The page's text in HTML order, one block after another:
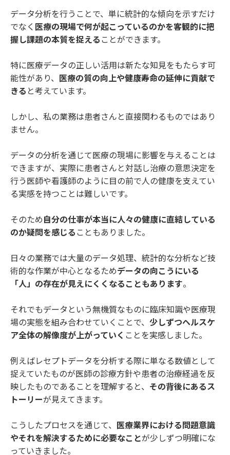
データ分析を行うことで、単に統計的な傾向を示すだけ
でなく 医療の現場で何が起こっているのかを客観的に把
握し課題の本質を捉える ことができます。
特に医療データの正しい活用は新たな知見をもたらす可
能性があり、 医療の質の向上や健康寿命の延伸に貢献で
きる と考えています。
しかし、私の業務は患者さんと直接関わるものではあり
ません。
データの分析を通じて医療の現場に影響を与えることは
できますが、実際に患者さんと対話し治療の意思決定を
行う医師や看護師のように目の前で人の健康を支えてい
る実感を持つことは難しいです。
そのため 自分の仕事が本当に人々の健康に直結している
のか疑問を感じる こともありました。
日々の業務では大量のデータ処理、統計的な分析など技
術的な作業が中心となるためデータの向こうにいる
「人」の存在が見えにくくなることもあります。
それでもデータという無機質なものに臨床知識や医療現
場の実態を組み合わせていくことで、 少しずつヘルスケ
ア全体の解像度が上がっていく ことを実感しました。
例えばレセプトデータを分析する際に単なる数値として
捉えていたものが医師の診療方針や患者の治療経過を反
映したものであることを理解すると、 その背後にあるス
トーリーが見えてきます。
こうしたプロセスを通じて、 医療業界における問題意識
やそれを解決するために必要なことが少しずつ明確にな
っていきました。